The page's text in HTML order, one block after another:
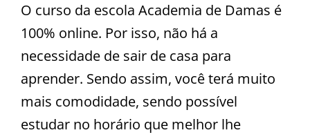
O curso da escola Academia de Damas é
100% online. Por isso, não há a
necessidade de sair de casa para
aprender. Sendo assim, você terá muito
mais comodidade, sendo possível
estudar no horário que melhor lhe